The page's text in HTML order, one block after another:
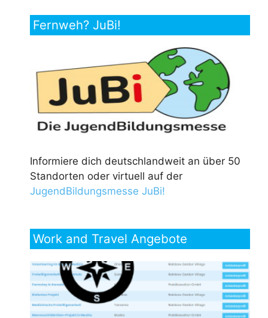
Fernweh? JuBi!
Informiere dich deutschlandweit an über 50
Standorten oder virtuell auf der
JugendBildungsmesse JuBi!
Work and Travel Angebote